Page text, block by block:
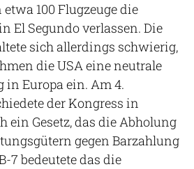
100 Flugzeuge die
El Segundo verlassen. Die
sich allerdings schwierig,
die USA eine neutrale
Europa ein. Am 4.
der Kongress in
ein Gesetz, das die Abholung
gegen Barzahlung
7 bedeutete das die